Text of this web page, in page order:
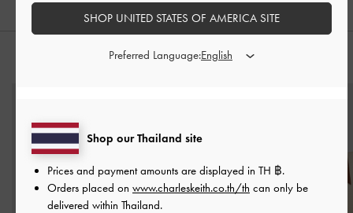
สไตล์ลุคด้วย
Shop our Thailand site
Prices and payment amounts are displayed in TH ฿.
Orders placed on www.charleskeith.co.th/th can only be
delivered within Thailand.
SHOP UNITED STATES OF AMERICA SITE
Preferred Language: